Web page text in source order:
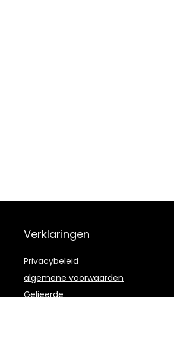
Verklaringen
Privacybeleid
algemene voorwaarden
Gelieerde